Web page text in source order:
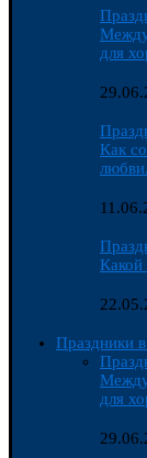
для
Как
Праздники
для